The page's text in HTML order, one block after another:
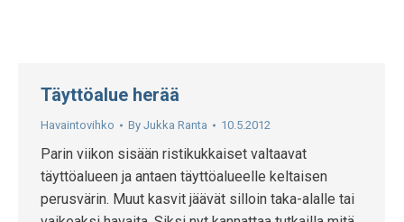
Täyttöalue herää
Havaintovihko By Jukka Ranta 10.5.2012
Parin viikon sisään ristikukkaiset valtaavat
täyttöalueen ja antaen täyttöalueelle keltaisen
perusvärin. Muut kasvit jäävät silloin taka-alalle tai